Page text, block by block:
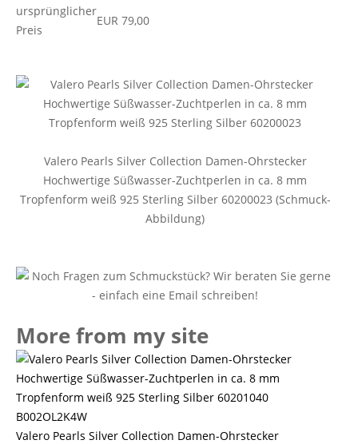
ursprünglicher
Preis
EUR 79,00
Valero Pearls Silver Collection Damen-Ohrstecker
Hochwertige Süßwasser-Zuchtperlen in ca. 8 mm
Tropfenform weiß 925 Sterling Silber 60200023 (Schmuck-
Abbildung)
More from my site
Valero Pearls Silver Collection Damen-Ohrstecker